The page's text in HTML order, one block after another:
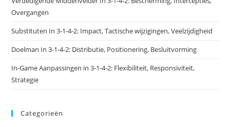
Overgangen
Substituten In 3-1-4-2: Impact, Tactische wijzigingen, Veelzijdigheid
Doelman In 3-1-4-2: Distributie, Positionering, Besluitvorming
In-Game Aanpassingen in 3-1-4-2: Flexibiliteit, Responsiviteit,
Strategie
Categorieën